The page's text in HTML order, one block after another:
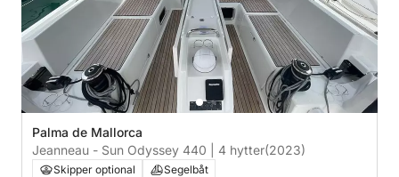
Palma de Mallorca
Jeanneau - Sun Odyssey 440 | 4 hytter(2023)
Skipper optional
Segelbåt